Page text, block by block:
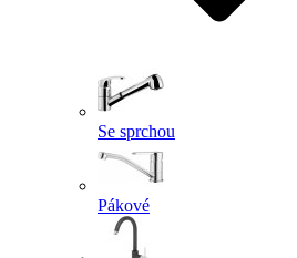
Se sprchou
Pákové